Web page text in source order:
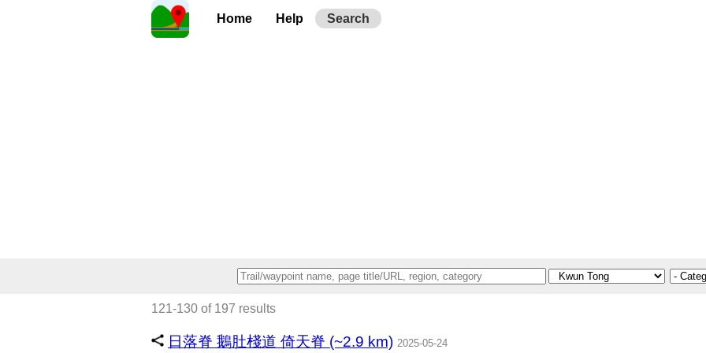
Home Help Search
121-130 of 197 results
日落脊 鵝肚棧道 倚天脊 (~2.9 km) 2025-05-24